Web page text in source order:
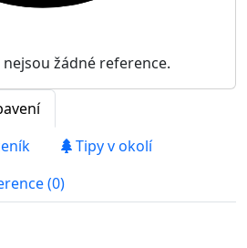
žádné reference.
Tipy v okolí
(0)